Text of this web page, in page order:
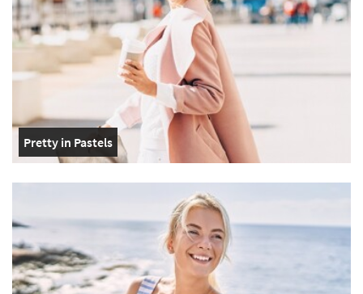
Pretty in Pastels